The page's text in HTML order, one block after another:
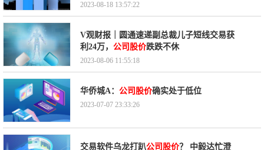
2023-08-18 13:57:22
V观财报｜圆通速递副总裁儿子短线交易获
利24万， 公司股价跌跌不休
2023-08-06 11:55:18
华侨城A： 公司股价确实处于低位
2023-07-07 23:33:26
交易软件乌龙打趴公司股价？ 中毅达忙澄